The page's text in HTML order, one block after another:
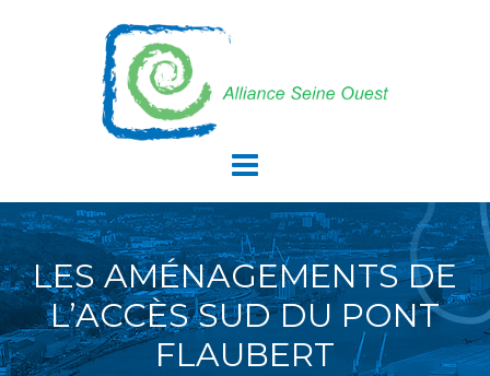
LES AMÉNAGEMENTS DE
L’ACCÈS SUD DU PONT
FLAUBERT